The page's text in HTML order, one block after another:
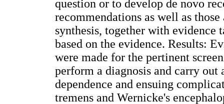
question or to develop de novo
recommendations as well as
synthesis, together with evidence
based on the evidence. Results:
were made for the pertinent
perform a diagnosis and carry
dependence and ensuing
tremens and Wernicke's